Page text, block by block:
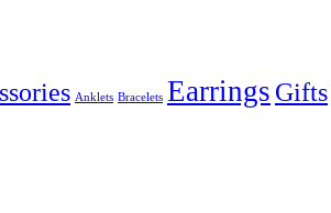
Anklets Bracelets Earrings Gifts